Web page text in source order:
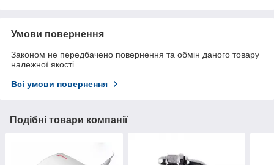
Умови повернення
Законом не передбачено повернення та обмін даного товару
належної якості
Всі умови повернення
Подібні товари компанії